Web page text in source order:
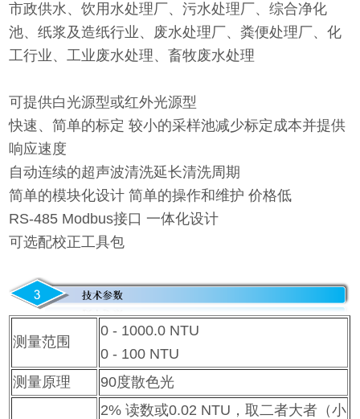
市政供水、饮用水处理厂、污水处理厂、综合净化
池、纸浆及造纸行业、废水处理厂、粪便处理厂、化
工行业、工业废水处理、畜牧废水处理
可提供白光源型或红外光源型
快速、简单的标定 较小的采样池减少标定成本并提供
响应速度
自动连续的超声波清洗延长清洗周期
简单的模块化设计 简单的操作和维护价格低
RS-485 Modbus接口 一体化设计
可选配校正工具包
测量范围
0 - 1000.0 NTU
0 - 100 NTU
测量原理
90度散色光
2% 读数或0.02 NTU，取二者大者（小